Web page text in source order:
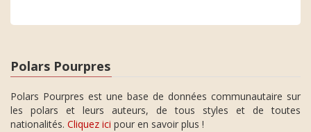
Polars Pourpres
Polars Pourpres est une base de données communautaire sur
les polars et leurs auteurs, de tous styles et de toutes
nationalités. Cliquez ici pour en savoir plus !